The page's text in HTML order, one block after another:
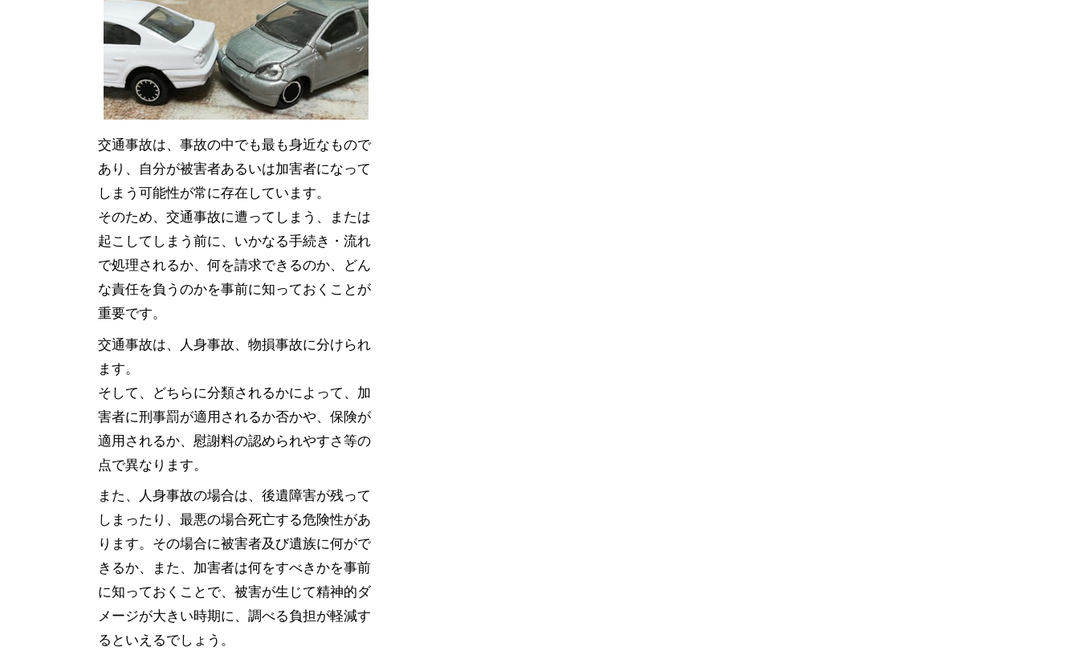
交通事故は、事故の中でも最も身近なもので
あり、自分が被害者あるいは加害者になって
しまう可能性が常に存在しています。
そのため、交通事故に遭ってしまう、または
起こしてしまう前に、いかなる手続き・流れ
で処理されるか、何を請求できるのか、どん
な責任を負うのかを事前に知っておくことが
重要です。
交通事故は、人身事故、物損事故に分けられ
ます。
そして、どちらに分類されるかによって、加
害者に刑事罰が適用されるか否かや、保険が
適用されるか、慰謝料の認められやすさ等の
点で異なります。
また、人身事故の場合は、後遺障害が残って
しまったり、最悪の場合死亡する危険性があ
ります。その場合に被害者及び遺族に何がで
きるか、また、加害者は何をすべきかを事前
に知っておくことで、被害が生じて精神的ダ
メージが大きい時期に、調べる負担が軽減す
るといえるでしょう。